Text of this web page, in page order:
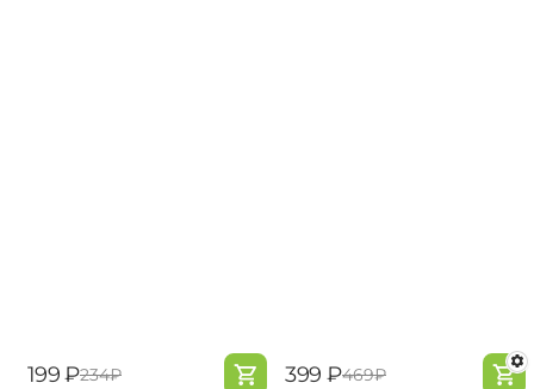
‍199‍ ₽‍234‍₽ ‍399‍ ₽‍469‍₽